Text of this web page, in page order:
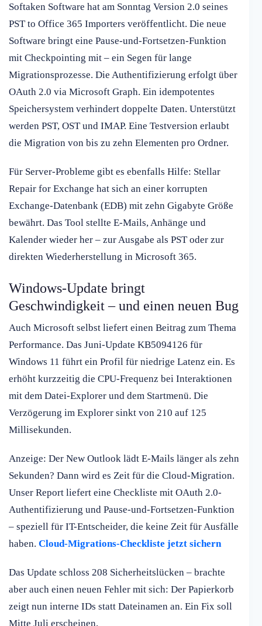
Softaken Software hat am Sonntag Version 2.0 seines
PST to Office 365 Importers veröffentlicht. Die neue
Software bringt eine Pause-und-Fortsetzen-Funktion
mit Checkpointing mit – ein Segen für lange
Migrationsprozesse. Die Authentifizierung erfolgt über
OAuth 2.0 via Microsoft Graph. Ein idempotentes
Speichersystem verhindert doppelte Daten. Unterstützt
werden PST, OST und IMAP. Eine Testversion erlaubt
die Migration von bis zu zehn Elementen pro Ordner.
Für Server-Probleme gibt es ebenfalls Hilfe: Stellar
Repair for Exchange hat sich an einer korrupten
Exchange-Datenbank (EDB) mit zehn Gigabyte Größe
bewährt. Das Tool stellte E-Mails, Anhänge und
Kalender wieder her – zur Ausgabe als PST oder zur
direkten Wiederherstellung in Microsoft 365.
Windows-Update bringt
Geschwindigkeit – und einen neuen Bug
Auch Microsoft selbst liefert einen Beitrag zum Thema
Performance. Das Juni-Update KB5094126 für
Windows 11 führt ein Profil für niedrige Latenz ein. Es
erhöht kurzzeitig die CPU-Frequenz bei Interaktionen
mit dem Datei-Explorer und dem Startmenü. Die
Verzögerung im Explorer sinkt von 210 auf 125
Millisekunden.
Anzeige: Der New Outlook lädt E-Mails länger als zehn
Sekunden? Dann wird es Zeit für die Cloud-Migration.
Unser Report liefert eine Checkliste mit OAuth 2.0-
Authentifizierung und Pause-und-Fortsetzen-Funktion
– speziell für IT-Entscheider, die keine Zeit für Ausfälle
haben. Cloud-Migrations-Checkliste jetzt sichern
Das Update schloss 208 Sicherheitslücken – brachte
aber auch einen neuen Fehler mit sich: Der Papierkorb
zeigt nun interne IDs statt Dateinamen an. Ein Fix soll
Mitte Juli erscheinen.